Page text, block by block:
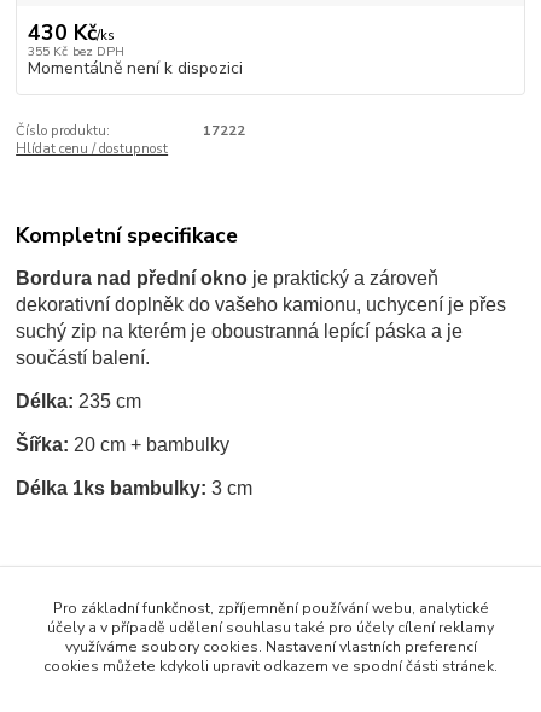
430 Kč/ks
355 Kč bez DPH
Momentálně není k dispozici
Číslo produktu:
17222
Hlídat cenu / dostupnost
Kompletní specifikace
Bordura nad přední okno je praktický a zároveň
dekorativní doplněk do vašeho kamionu, uchycení je přes
suchý zip na kterém je oboustranná lepící páska a je
součástí balení.
Délka: 235 cm
Šířka: 20 cm + bambulky
Délka 1ks bambulky:3 cm
ZÁCLONKY / BORDURY
Bordury na přední okno
Pro základní funkčnost, zpříjemnění používání webu, analytické
účely a v případě udělení souhlasu také pro účely cílení reklamy
využíváme soubory cookies. Nastavení vlastních preferencí
cookies můžete kdykoli upravit odkazem ve spodní části stránek.